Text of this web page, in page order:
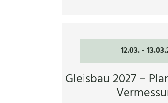
12.03. -
Gleisbau 2027 –